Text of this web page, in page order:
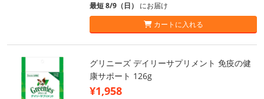
最短 8/9（日） にお届け
カートに入れる
グリニーズ デイリーサプリメント 免疫の健
康サポート 126g
¥1,958